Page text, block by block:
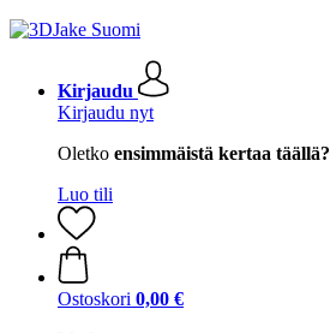
Kirjaudu
Kirjaudu nyt
Oletko ensimmäistä kertaa täällä?
Luo tili
Ostoskori 0,00 €